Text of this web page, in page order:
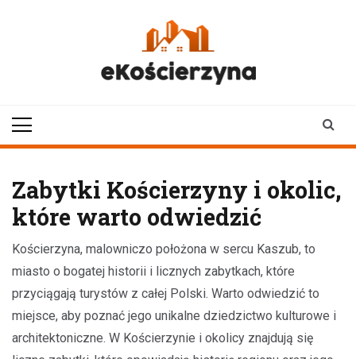
Zabytki Kościerzyny i okolic,
które warto odwiedzić
Kościerzyna, malowniczo położona w sercu Kaszub, to
miasto o bogatej historii i licznych zabytkach, które
przyciągają turystów z całej Polski. Warto odwiedzić to
miejsce, aby poznać jego unikalne dziedzictwo kulturowe i
architektoniczne. W Kościerzynie i okolicy znajdują się